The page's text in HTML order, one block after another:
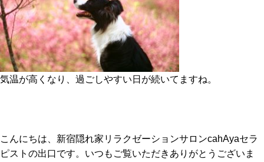
気温が高くなり、過ごしやすい日が続いてますね。
こんにちは、新宿隠れ家リラクゼーションサロンcahAyaセラ
ピストの出口です。いつもご覧いただきありがとうございま